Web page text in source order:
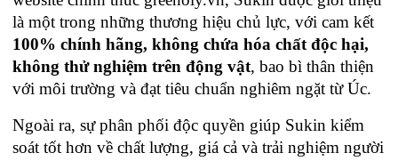
100% chính hãng, không chứa hóa chất độc hại,
không thử nghiệm trên động vật, bao bì thân thiện
với môi trường và đạt tiêu chuẩn nghiêm ngặt từ Úc.
Ngoài ra, sự phân phối độc quyền giúp Sukin kiểm
soát tốt hơn về chất lượng, giá cả và trải nghiệm người